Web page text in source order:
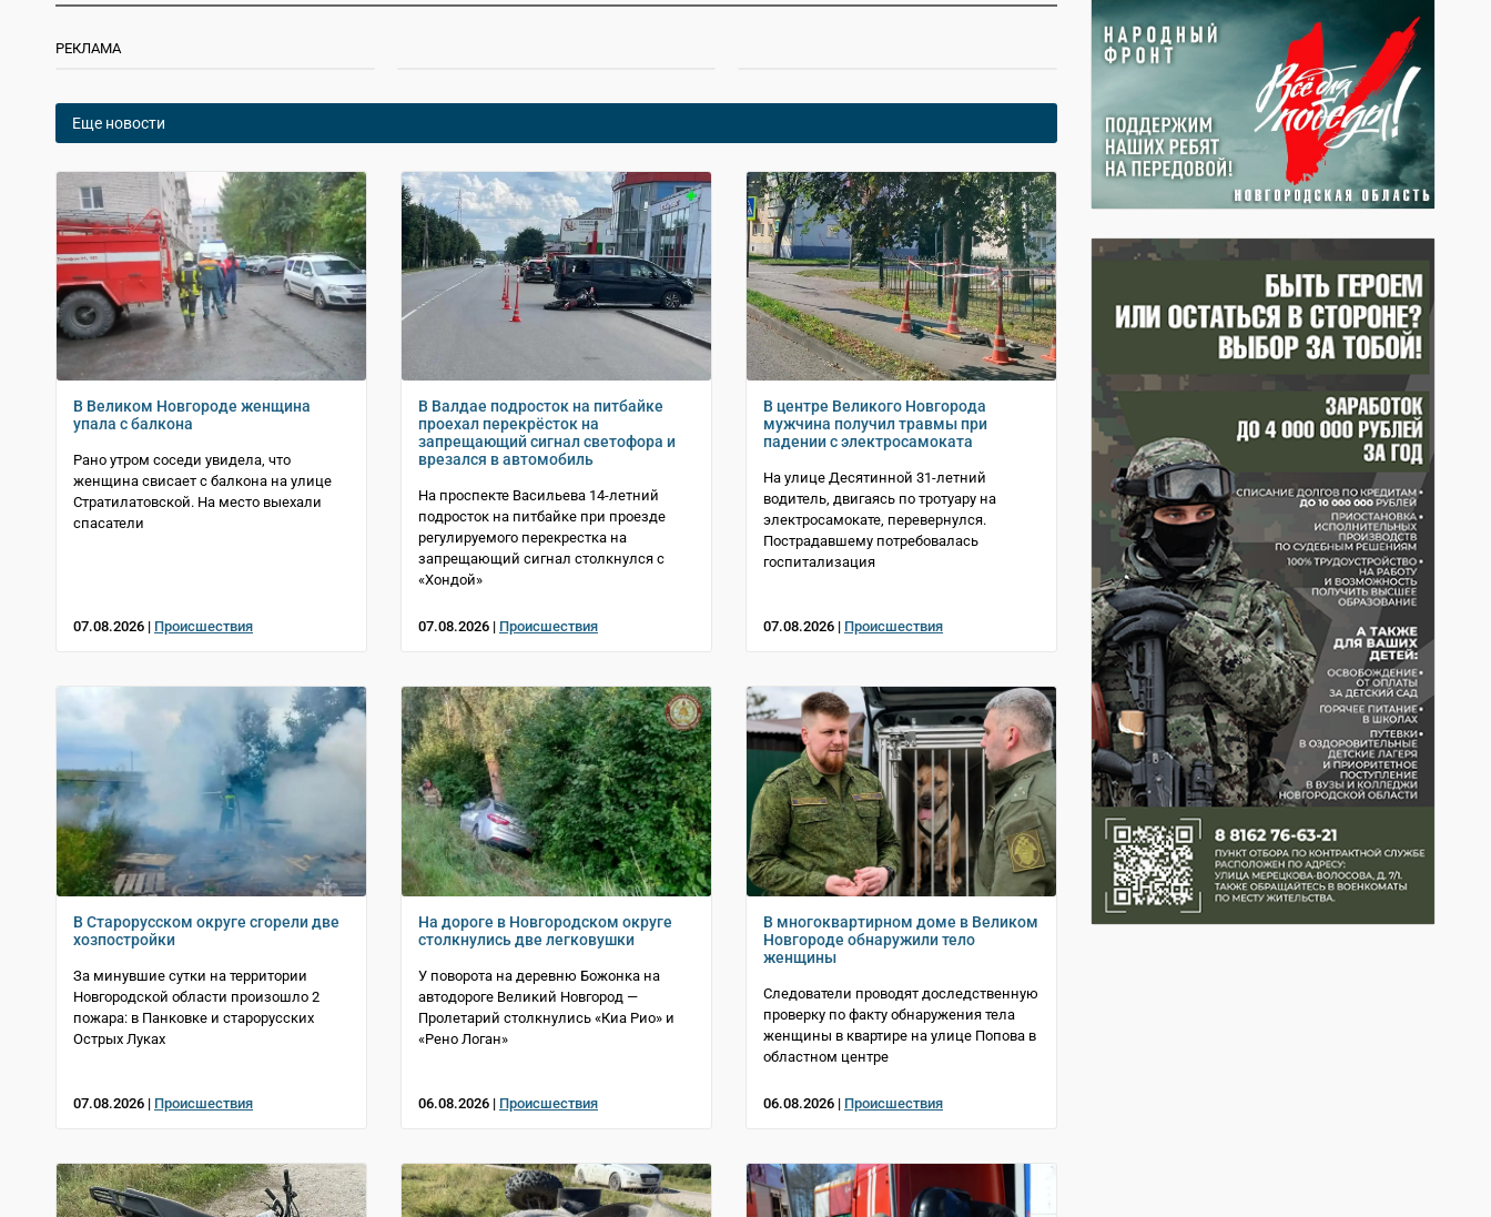
РЕКЛАМА
Еще новости
В Великом Новгороде женщина
упала с балкона
Рано утром соседи увидела, что
женщина свисает с балкона на улице
Стратилатовской. На место выехали
спасатели
07.08.2026 | Происшествия
В Валдае подросток на питбайке
проехал перекрёсток на
запрещающий сигнал светофора и
врезался в автомобиль
На проспекте Васильева 14-летний
подросток на питбайке при проезде
регулируемого перекрестка на
запрещающий сигнал столкнулся с
«Хондой»
07.08.2026 | Происшествия
В центре Великого Новгорода
мужчина получил травмы при
падении с электросамоката
На улице Десятинной 31-летний
водитель, двигаясь по тротуару на
электросамокате, перевернулся.
Пострадавшему потребовалась
госпитализация
07.08.2026 | Происшествия
В Старорусском округе сгорели две
хозпостройки
За минувшие сутки на территории
Новгородской области произошло 2
пожара: в Панковке и старорусских
Острых Луках
07.08.2026 | Происшествия
На дороге в Новгородском округе
столкнулись две легковушки
У поворота на деревню Божонка на
автодороге Великий Новгород —
Пролетарий столкнулись «Киа Рио» и
«Рено Логан»
06.08.2026 | Происшествия
В многоквартирном доме в Великом
Новгороде обнаружили тело
женщины
Следователи проводят доследственную
проверку по факту обнаружения тела
женщины в квартире на улице Попова в
областном центре
06.08.2026 | Происшествия